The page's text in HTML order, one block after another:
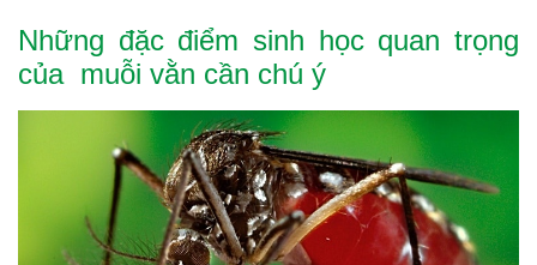
Những đặc điểm sinh học quan trọng
của muỗi vằn cần chú ý